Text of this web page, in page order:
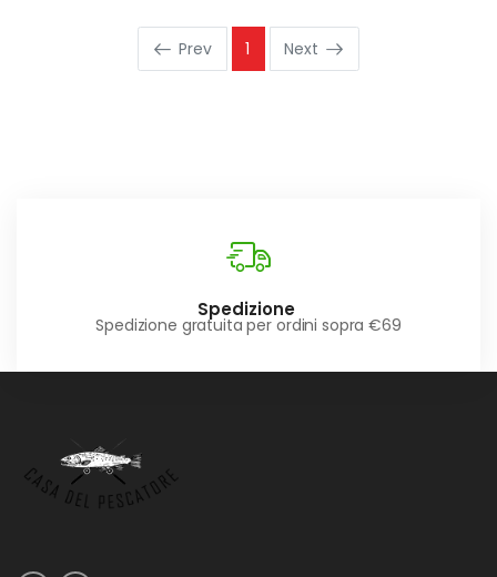
Prev 1 Next
Spedizione
Spedizione gratuita per ordini sopra €69